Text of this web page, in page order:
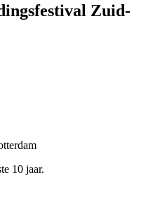
Zuid-
10 jaar.